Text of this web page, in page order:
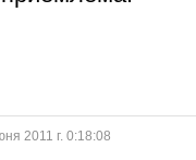
2011 г. 0:18:08